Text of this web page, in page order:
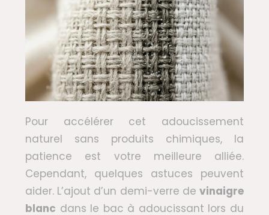
Pour accélérer cet adoucissement
naturel sans produits chimiques, la
patience est votre meilleure alliée.
Cependant, quelques astuces peuvent
aider. L’ajout d’un demi-verre de vinaigre
blanc dans le bac à adoucissant lors du